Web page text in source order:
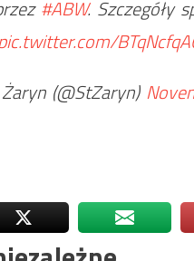
#ABW. Szczegóły
(@StZaryn)